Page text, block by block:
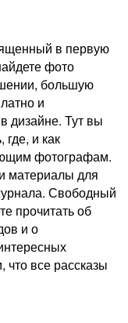
в первую
фото
большую
и
дизайне. Тут вы
где, и как
фотографам.
материалы для
Свободный
прочитать об
и о
что все рассказы